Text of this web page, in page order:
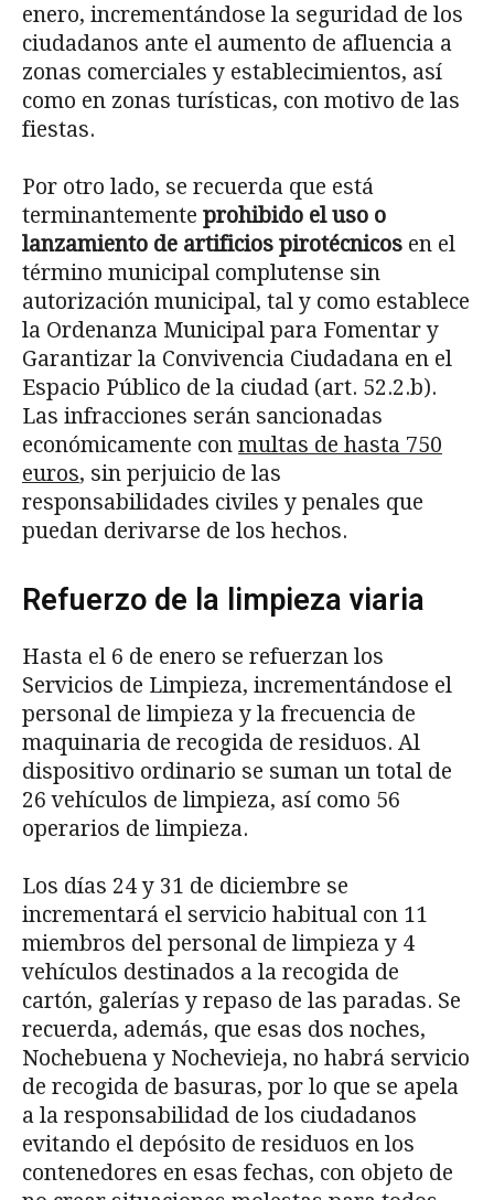
enero, incrementándose la seguridad de los
ciudadanos ante el aumento de afluencia a
zonas comerciales y establecimientos, así
como en zonas turísticas, con motivo de las
fiestas.
Por otro lado, se recuerda que está
terminantemente prohibido el uso o
lanzamiento de artificios pirotécnicos en el
término municipal complutense sin
autorización municipal, tal y como establece
la Ordenanza Municipal para Fomentar y
Garantizar la Convivencia Ciudadana en el
Espacio Público de la ciudad (art. 52.2.b).
Las infracciones serán sancionadas
económicamente con multas de hasta 750
euros, sin perjuicio de las
responsabilidades civiles y penales que
puedan derivarse de los hechos.
Refuerzo de la limpieza viaria
Hasta el 6 de enero se refuerzan los
Servicios de Limpieza, incrementándose el
personal de limpieza y la frecuencia de
maquinaria de recogida de residuos. Al
dispositivo ordinario se suman un total de
26 vehículos de limpieza, así como 56
operarios de limpieza.
Los días 24 y 31 de diciembre se
incrementará el servicio habitual con 11
miembros del personal de limpieza y 4
vehículos destinados a la recogida de
cartón, galerías y repaso de las paradas. Se
recuerda, además, que esas dos noches,
Nochebuena y Nochevieja, no habrá servicio
de recogida de basuras, por lo que se apela
a la responsabilidad de los ciudadanos
evitando el depósito de residuos en los
contenedores en esas fechas, con objeto de